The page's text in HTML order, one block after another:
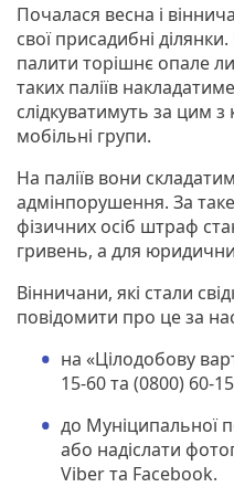
Почалася весна і
свої присадибні
палити торішнє опале
таких паліїв
слідкуватимуть за цим з
мобільні групи.
На паліїв вони
адмінпорушення. За
фізичних осіб штраф
гривень, а для
Вінничани, які стали
повідомити про це за
на «Цілодобову
15-60 та (0800) 60-
до Муніципальної
або надіслати
Viber та Facebook.